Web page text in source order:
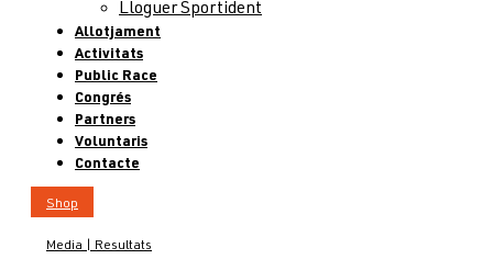
Lloguer Sportident
Allotjament
Activitats
Public Race
Congrés
Partners
Voluntaris
Contacte
Shop
Media | Resultats